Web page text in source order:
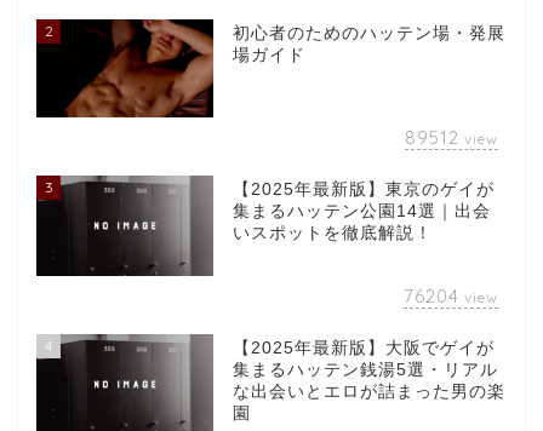
2
初心者のためのハッテン場・発展
場ガイド
89512 view
3
【2025年最新版】東京のゲイが
集まるハッテン公園14選｜出会
いスポットを徹底解説！
76204 view
4
【2025年最新版】大阪でゲイが
集まるハッテン銭湯5選・リアル
な出会いとエロが詰まった男の楽
園